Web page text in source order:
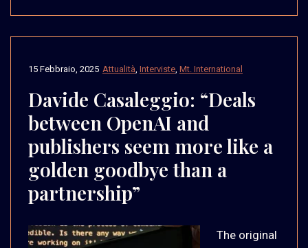
Attualità Interviste Mt. International
15 Febbraio, 2025
Davide Casaleggio: “Deals
between OpenAI and
publishers seem more like a
golden goodbye than a
partnership”
The original